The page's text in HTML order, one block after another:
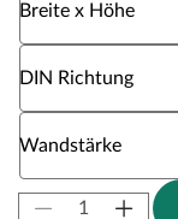
Breite x Höhe
DIN Richtung
Wandstärke